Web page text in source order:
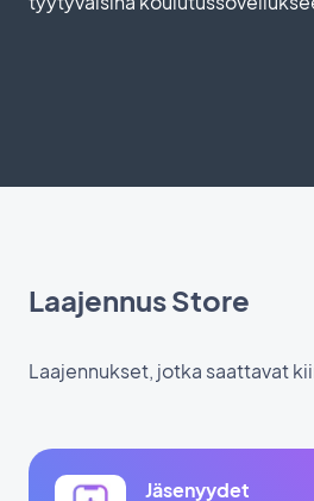
Laajennus Store
Laajennukset, jotka saattavat
Jäsenyydet